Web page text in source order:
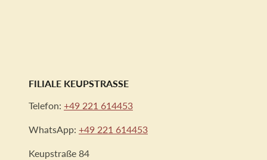
FILIALE KEUPSTRASSE
Telefon: +49 221 614453
WhatsApp: +49 221 614453
Keupstraße 84